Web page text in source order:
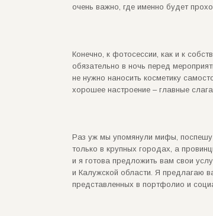
очень важно, где именно будет
Конечно, к фотосессии, как и к
обязательно в ночь перед
не нужно наносить косметику
хорошее настроение – главные
Раз уж мы упомянули мифы,
только в крупных городах, а
и я готова предложить вам свои
и Калужской области. Я предлагаю
представленных в портфолио и